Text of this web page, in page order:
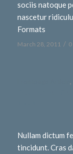
sociis natoque
nascetur
Formats
March 28, 2011 /
,
Nullam dictum
tincidunt. Cras